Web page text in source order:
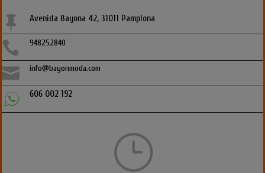
 Avenida Bayona 42, 31011 Pamplona
 948252840
 info@bayonmoda.com
606 002 192
}